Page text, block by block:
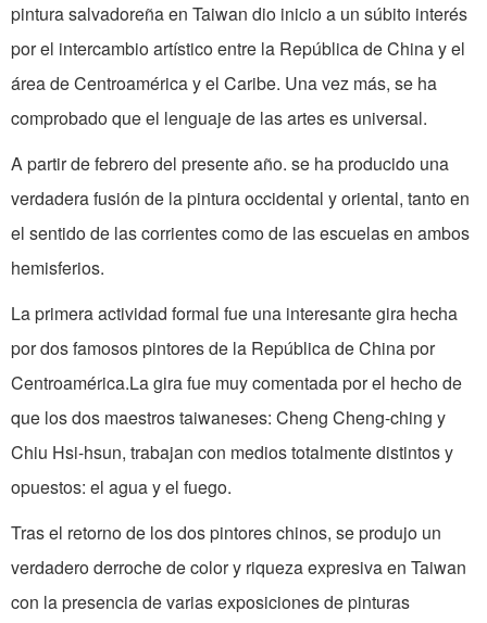
pintura salvadoreña en Taiwan dio inicio a un súbito interés
por el intercambio artístico entre la Repú­blica de China y el
área de Centroamérica y el Caribe. Una vez más, se ha
comprobado que el lenguaje de las artes es universal.
A partir de febrero del presente año. se ha producido una
verdadera fusión de la pintura occidental y oriental, tanto en
el sentido de las corrientes como de las escuelas en ambos
hemisferios.
La primera actividad formal fue una interesante gira hecha
por dos famosos pintores de la República de China por
Centroamérica.La gira fue muy comentada por el hecho de
que los dos maestros taiwaneses: Cheng Cheng-ching y
Chiu Hsi-hsun, trabajan con medios totalmente distintos y
opuestos: el agua y el fuego.
Tras el retorno de los dos pintores chinos, se produjo un
verdadero derroche de color y riqueza expresiva en Taiwan
con la presencia de varias exposiciones de pinturas